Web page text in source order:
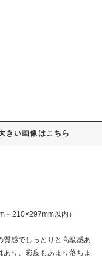
きい画像はこちら
210×297mm以内）
質感でしっとりと高級感あ
り、彩度もあまり落ちま